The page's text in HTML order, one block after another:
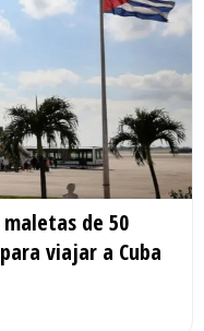
de 50
viajar a Cuba